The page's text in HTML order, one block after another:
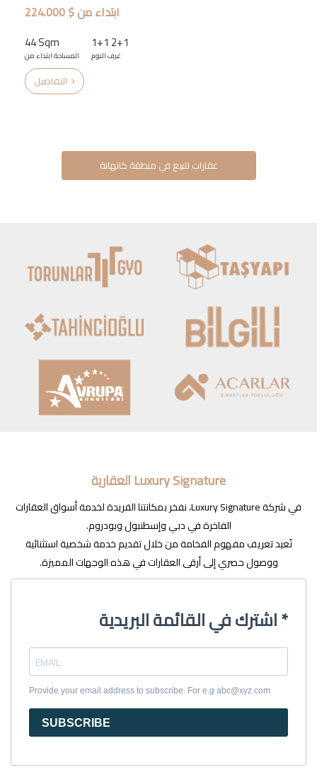
ابتداء من $ 224.000
44 Sqm
المساحة ابتداء من
1+1 2+1
غرف النوم
عقارات للبيع في منطقة كاتهانة
Luxury Signature العقارية
في شركة Luxury Signature، نفخر بمكانتنا الفريدة لخدمة أسواق العقارات
الفاخرة في دبي وإسطنبول وبودروم.
نُعيد تعريف مفهوم الفخامة من خلال تقديم خدمة شخصية استثنائية
ووصول حصري إلى أرقى العقارات في هذه الوجهات المميزة.
اشترك في القائمة البريدية *
Provide your email address to subscribe. For e.g abc@xyz.com
SUBSCRIBE